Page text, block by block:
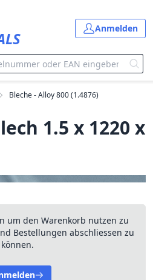
Anmelden
Bleche - Alloy 800 (1.4876)
1.5 x 1220 x
um den Warenkorb nutzen zu
Bestellungen abschliessen zu
können.